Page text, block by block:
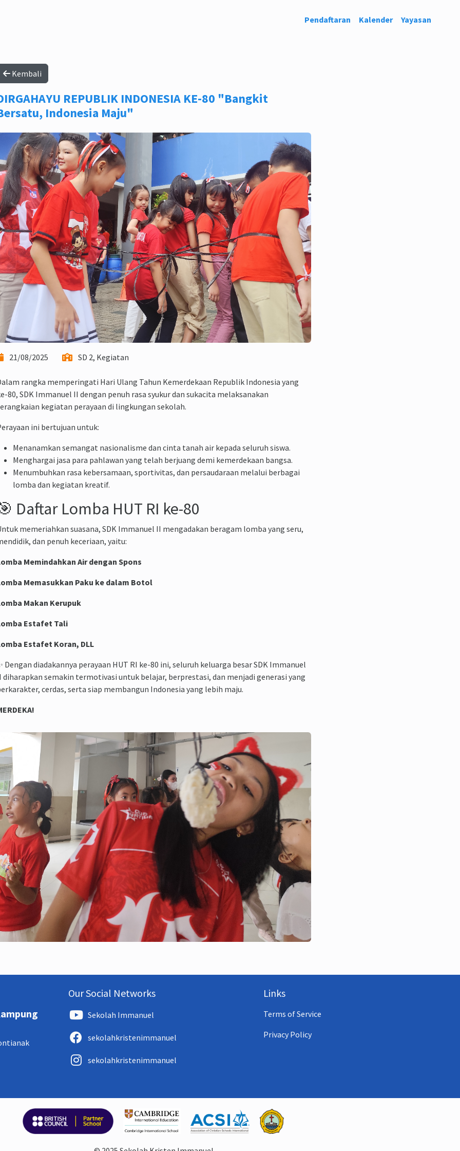
Pendaftaran Kalender Yayasan
Kembali
REPUBLIK INDONESIA KE-80 "Bangkit
Indonesia Maju"
21/08/2025 SD 2, Kegiatan
rangka memperingati Hari Ulang Tahun Kemerdekaan Republik Indonesia yang
80, SDK Immanuel II dengan penuh rasa syukur dan sukacita melaksanakan
kegiatan perayaan di lingkungan sekolah.
ini bertujuan untuk:
Menanamkan semangat nasionalisme dan cinta tanah air kepada seluruh siswa.
Menghargai jasa para pahlawan yang telah berjuang demi kemerdekaan bangsa.
Menumbuhkan rasa kebersamaan, sportivitas, dan persaudaraan melalui berbagai
lomba dan kegiatan kreatif.
Daftar Lomba HUT RI ke-80
memeriahkan suasana, SDK Immanuel II mengadakan beragam lomba yang seru,
dan penuh keceriaan, yaitu:
Memindahkan Air dengan Spons
Memasukkan Paku ke dalam Botol
Makan Kerupuk
Estafet Tali
Estafet Koran, DLL
Dengan diadakannya perayaan HUT RI ke-80 ini, seluruh keluarga besar SDK Immanuel
diharapkan semakin termotivasi untuk belajar, berprestasi, dan menjadi generasi yang
cerdas, serta siap membangun Indonesia yang lebih maju.
Our Social Networks
Sekolah Immanuel
sekolahkristenimmanuel
sekolahkristenimmanuel
Links
Terms of Service
Privacy Policy